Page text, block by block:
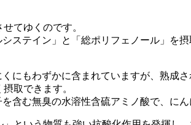
てゆくのです。
ステイン」と「総ポリフェノール」を
にもわずかに含まれていますが、熟成
取できます。
含む無臭の水溶性含硫アミノ酸で、にん